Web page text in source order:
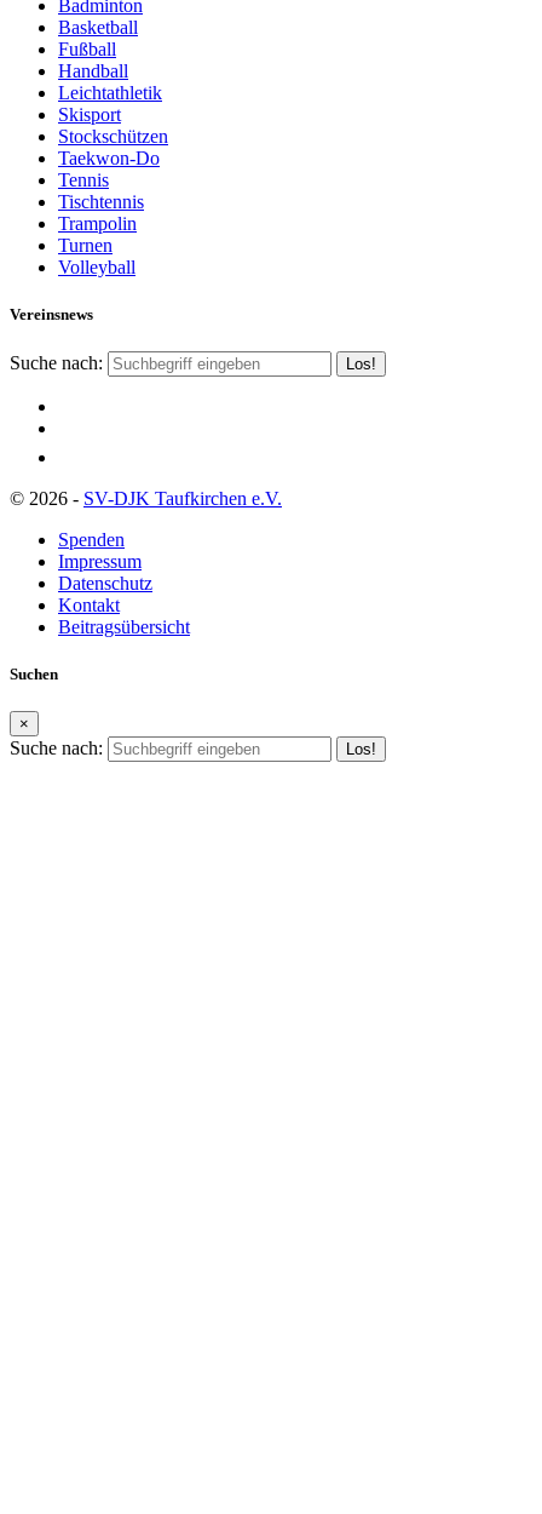
Badminton
Basketball
Fußball
Handball
Leichtathletik
Skisport
Stockschützen
Taekwon-Do
Tennis
Tischtennis
Trampolin
Turnen
Volleyball
Vereinsnews
Suche nach:
© 2026 - SV-DJK Taufkirchen e.V.
Spenden
Impressum
Datenschutz
Kontakt
Beitragsübersicht
Suchen
×
Suche nach: